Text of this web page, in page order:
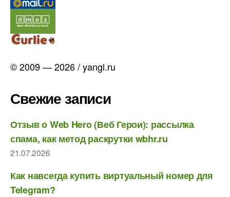
© 2009 — 2026 / yangl.ru
Свежие записи
Отзыв о Web Hero (Веб Герои): рассылка
спама, как метод раскрутки wbhr.ru
21.07.2026
Как навсегда купить виртуальный номер для
Telegram?